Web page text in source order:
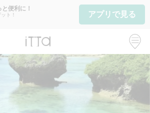
便利に！
ト！ アプリで見る